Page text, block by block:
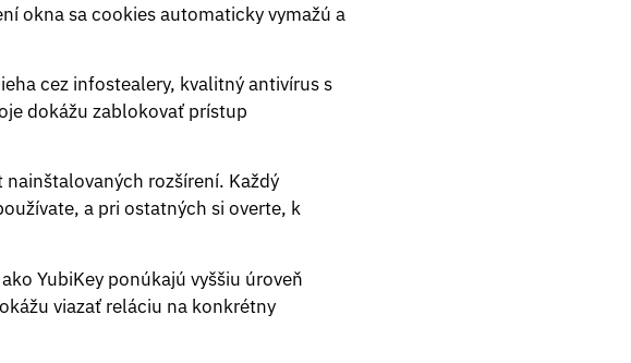
okna sa cookies automaticky vymažú a
cez infostealery, kvalitný antivírus s
dokážu zablokovať prístup
rozšírení. Každý
a pri ostatných si overte, k
YubiKey ponúkajú vyššiu úroveň
viazať reláciu na konkrétny